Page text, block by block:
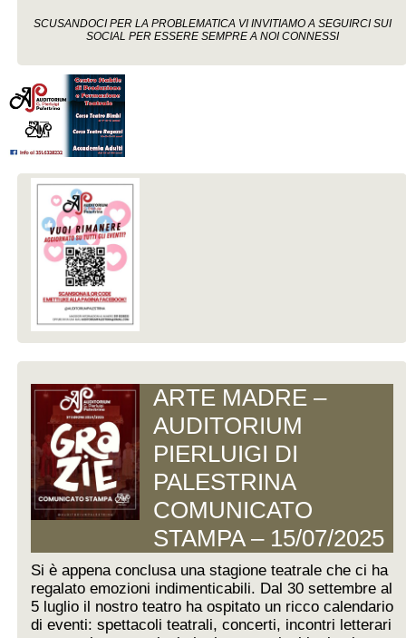
SCUSANDOCI PER LA PROBLEMATICA VI INVITIAMO A SEGUIRCI SUI
SOCIAL PER ESSERE SEMPRE A NOI CONNESSI
ARTE MADRE –
AUDITORIUM
PIERLUIGI DI
PALESTRINA
COMUNICATO
STAMPA – 15/07/2025
Si è appena conclusa una stagione teatrale che ci ha
regalato emozioni indimenticabili. Dal 30 settembre al
5 luglio il nostro teatro ha ospitato un ricco calendario
di eventi: spettacoli teatrali, concerti, incontri letterari